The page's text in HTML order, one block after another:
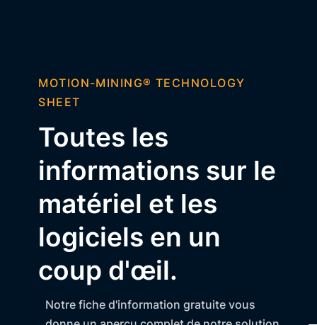
MOTION-MINING® TECHNOLOGY
SHEET
Toutes les
informations sur le
matériel et les
logiciels en un
coup d'œil.
Notre fiche d'information gratuite vous